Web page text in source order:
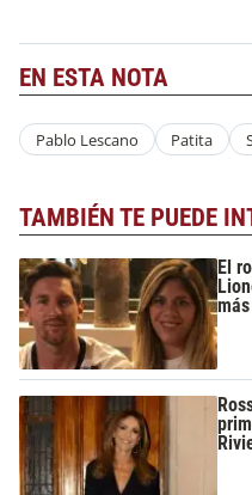
EN ESTA NOTA
Pablo Lescano Patita
TAMBIÉN TE PUEDE
El